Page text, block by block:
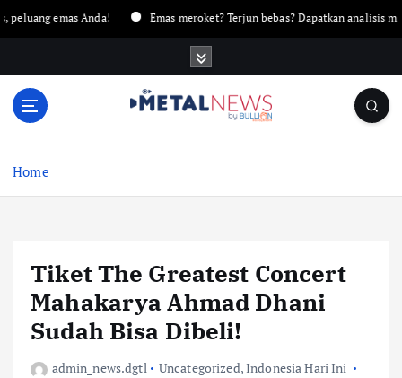
emas Anda! Emas meroket? Terjun bebas? Dapatkan analisis
Home
Tiket The Greatest Concert
Mahakarya Ahmad Dhani
Sudah Bisa Dibeli!
admin_news.dgtl Uncategorized,Indonesia Hari Ini